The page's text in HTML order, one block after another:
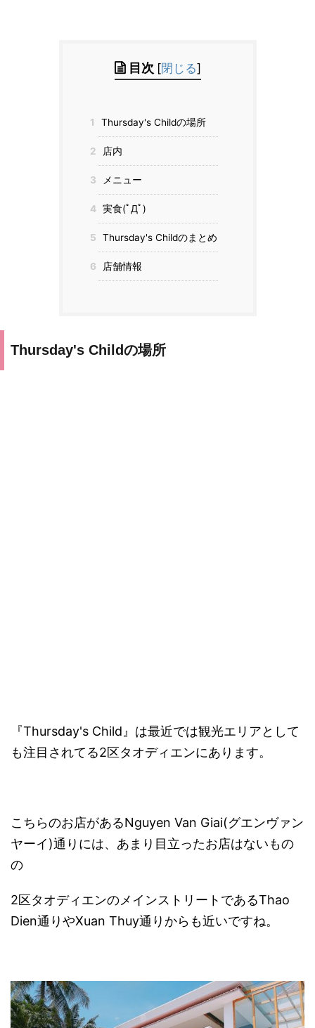
目次 [閉じる]
1 Thursday's Childの場所
2 店内
3 メニュー
4 実食(ﾟДﾟ)
5 Thursday's Childのまとめ
6 店舗情報
Thursday's Childの場所
『Thursday's Child』は最近では観光エリアとして
も注目されてる2区タオディエンにあります。
こちらのお店があるNguyen Van Giai(グエンヴァン
ヤーイ)通りには、あまり目立ったお店はないもの
の
2区タオディエンのメインストリートであるThao
Dien通りやXuan Thuy通りからも近いですね。